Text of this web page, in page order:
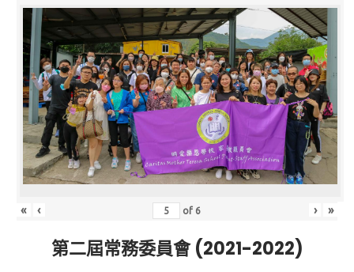
« ‹ of 6 › »
第二屆常務委員會 (2021-2022)